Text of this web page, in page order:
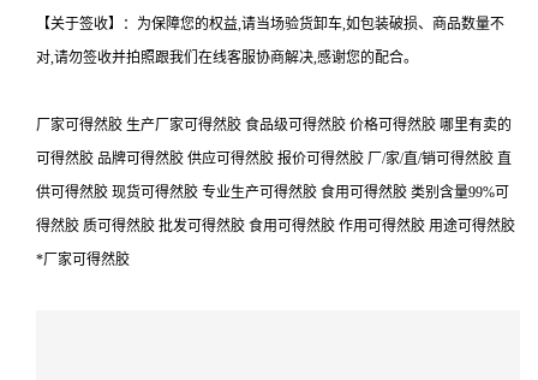
【关于签收】：为保障您的权益,请当场验货卸车,如包装破损、商品数量不
对,请勿签收并拍照跟我们在线客服协商解决,感谢您的配合。
厂家可得然胶 生产厂家可得然胶 食品级可得然胶 价格可得然胶 哪里有卖的
可得然胶 品牌可得然胶 供应可得然胶 报价可得然胶 厂/家/直/销可得然胶 直
供可得然胶 现货可得然胶 专业生产可得然胶 食用可得然胶 类别含量99%可
得然胶 质可得然胶 批发可得然胶 食用可得然胶 作用可得然胶 用途可得然胶
*厂家可得然胶